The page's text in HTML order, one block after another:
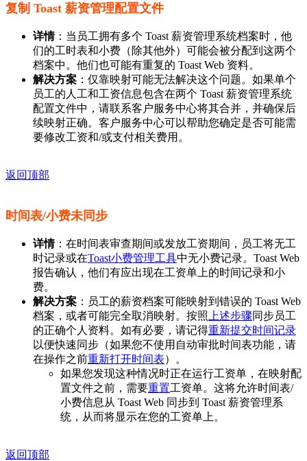
复制 Toast 薪资管理配置文件
详情：当员工拥有多个 Toast 薪资管理系统档案时，他
们的工时表和小费（除其他外）可能会被分配到这两个
档案中。他们也可能有重复的 Toast Web 资料。
解决方案 ：仅靠映射可能无法解决这个问题。如果单个
员工的人工和工资信息包含在两个 Toast 薪资管理系统
配置文件中，请联系客户服务中心将其合并，并确保后
续映射正确。客户服务中心可以帮助您确定是否可能需
要修改工资和/或支付相关费用。
返回顶部
时间表/小费未同步
详情：在时间表审查期间或发放工资期间，员工将无工
时记录或在Toast小费管理工具中无小费记录。Toast Web
报告确认，他们有应出现在工资单上的时间记录和小
费。
解决方案 ：员工的薪资档案可能映射到错误的 Toast Web
档案，或者可能完全取消映射。按照 上述步骤同步员工
的正确个人资料。如有必要，请记得重新提交时间记录
以便快速同步（如果您不使用自动审批时间表功能，请
在操作之前重新打开时间表）。
如果您发现这种情况时正在运行工资单，在映射配
置文件之前，需要重置工资单。这将允许时间表/
小费信息从 Toast Web 同步到 Toast 薪资管理系
统，从而将显示在您的工资单上。
返回顶部